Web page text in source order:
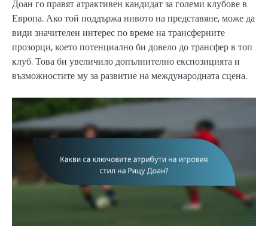
Доан го правят атрактивен кандидат за големи клубове в
Европа. Ако той поддържа нивото на представяне, може да
види значителен интерес по време на трансферните
прозорци, което потенциално би довело до трансфер в топ
клуб. Това би увеличило допълнително експозицията и
възможностите му за развитие на международната сцена.